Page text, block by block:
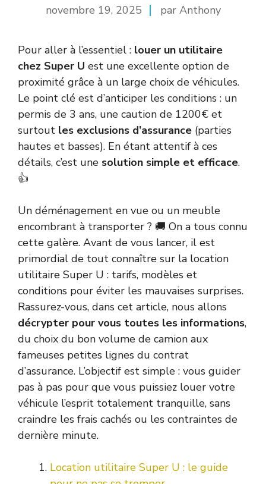
novembre 19, 2025 par Anthony
Pour aller à l’essentiel : louer un utilitaire
chez Super U est une excellente option de
proximité grâce à un large choix de véhicules.
Le point clé est d’anticiper les conditions : un
permis de 3 ans, une caution de 1200€ et
surtout les exclusions d’assurance (parties
hautes et basses). En étant attentif à ces
détails, c’est une solution simple et efficace.
👍
Un déménagement en vue ou un meuble
encombrant à transporter ? 🚚 On a tous connu
cette galère. Avant de vous lancer, il est
primordial de tout connaître sur la location
utilitaire Super U : tarifs, modèles et
conditions pour éviter les mauvaises surprises.
Rassurez-vous, dans cet article, nous allons
décrypter pour vous toutes les informations,
du choix du bon volume de camion aux
fameuses petites lignes du contrat
d’assurance. L’objectif est simple : vous guider
pas à pas pour que vous puissiez louer votre
véhicule l’esprit totalement tranquille, sans
craindre les frais cachés ou les contraintes de
dernière minute.
Location utilitaire Super U : le guide